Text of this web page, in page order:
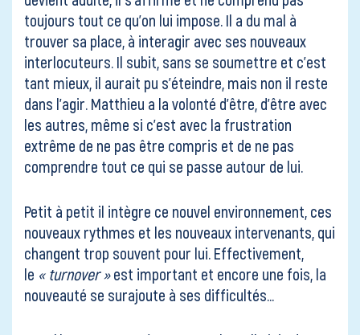
toujours tout ce qu’on lui impose. Il a du mal à
trouver sa place, à interagir avec ses nouveaux
interlocuteurs. Il subit, sans se soumettre et c’est
tant mieux, il aurait pu s’éteindre, mais non il reste
dans l’agir. Matthieu a la volonté d’être, d’être avec
les autres, même si c’est avec la frustration
extrême de ne pas être compris et de ne pas
comprendre tout ce qui se passe autour de lui.
Petit à petit il intègre ce nouvel environnement, ces
nouveaux rythmes et les nouveaux intervenants, qui
changent trop souvent pour lui. Effectivement,
le « turnover »est important et encore une fois, la
nouveauté se surajoute à ses difficultés…